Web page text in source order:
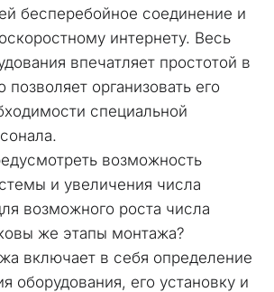
бесперебойное соединение и
интернету. Весь
впечатляет простотой в
позволяет организовать его
специальной
возможность
и увеличения числа
возможного роста числа
же этапы монтажа?
включает в себя определение
оборудования, его установку и